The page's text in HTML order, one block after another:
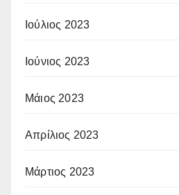
Ιούλιος 2023
Ιούνιος 2023
Μάιος 2023
Απρίλιος 2023
Μάρτιος 2023